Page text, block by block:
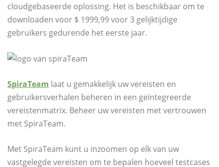
cloudgebaseerde oplossing. Het is beschikbaar om te
downloaden voor $ 1999,99 voor 3 gelijktijdige
gebruikers gedurende het eerste jaar.
SpiraTeam laat u gemakkelijk uw vereisten en
gebruikersverhalen beheren in een geïntegreerde
vereistenmatrix. Beheer uw vereisten met vertrouwen
met SpiraTeam.
Met SpiraTeam kunt u inzoomen op elk van uw
vastgelegde vereisten om te bepalen hoeveel testcases